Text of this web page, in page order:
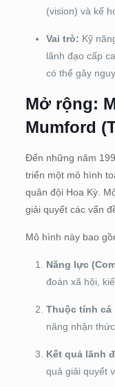
(vision) và kế
Vai trò: Kỹ
lãnh đạo cấp
có thể gây
Mở rộng:
Mumford
Đến những năm
triển một mô hình
quân đội Hoa Kỳ.
giải quyết các vấn
Mô hình này bao
Năng lực
đoán xã hội,
Thuộc tính cá
năng nhận
Kết quả lãnh
quả giải quyết